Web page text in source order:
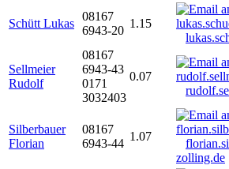
Schütt Lukas
08167
6943-20
1.15
Sellmeier
Rudolf
08167
6943-43
0171
3032403
0.07
Silberbauer
Florian
08167
6943-44
1.07
zolling.de